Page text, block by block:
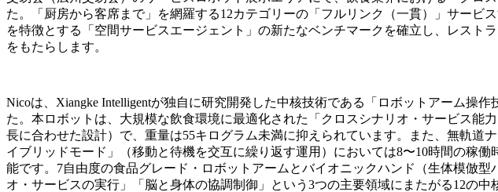
た。「厨房から客席まで」を網羅する12カテゴリーの「フルリンク（一貫）」サー
を特徴とする「空間サービスエージェント」の新たなベンチマークを確立し、レス
をもたらします。
Nicoは、Xiangke Intelligentが独自に研究開発した中核技術である「ロボットアーム操
た。本ロボットは、大規模な飲食環境に最適化された「クロスシナリオ・サービス能
長に合わせた設計）で、重量は55キログラム未満に抑えられています。また、無軌
イブリッドモード」（移動と待機を交互に繰り返す運用）においては8〜10時間の稼
能です。7自由度の食品グレード・ロボットアームとバイオニックハンド（生体模倣
オ・サービスの実行」「脳と身体の協調制御」という3つの主要領域にまたがる12の